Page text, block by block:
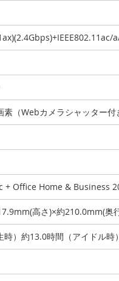
（Webカメラシャッター付
+ Office Home & Business
高さ)×約210.0mm(奥
時）約13.0時間（アイドル時